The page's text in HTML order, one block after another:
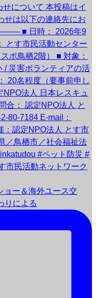
ョー＆海外ユース交
りによる